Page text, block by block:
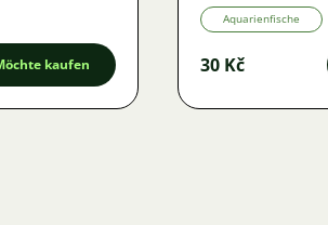
kaufen
Aquarienfische
30 Kč